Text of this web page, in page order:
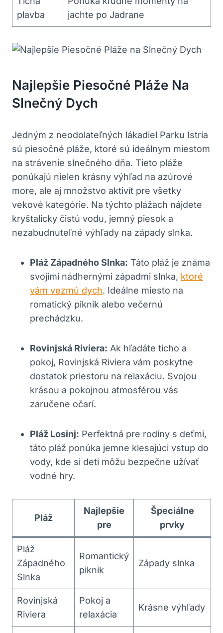
plavba
jachte po Jadrane
Najlepšie Piesočné Pláže Na
Slnečný Dych
Jedným z neodolateľných lákadiel Parku Istria
sú piesočné pláže, ktoré sú ideálnym miestom
na strávenie slnečného dňa. Tieto pláže
ponúkajú nielen krásny výhľad na azúrové
more, ale aj množstvo aktivít pre všetky
vekové kategórie. Na týchto plážach nájdete
kryštalicky čistú vodu, jemný piesok a
nezabudnuteľné výhľady na západy slnka.
Pláž Západného Slnka: Táto pláž je známa
svojimi nádhernými západmi slnka, ktoré
vám vezmú dych. Ideálne miesto na
romatický piknik alebo večernú
prechádzku.
Rovinjská Riviera: Ak hľadáte ticho a
pokoj, Rovinjská Riviera vám poskytne
dostatok priestoru na relaxáciu. Svojou
krásou a pokojnou atmosférou vás
zaručene očarí.
Pláž Losinj: Perfektná pre rodiny s deťmi,
táto pláž ponúka jemne klesajúci vstup do
vody, kde si deti môžu bezpečne užívať
vodné hry.
Pláž
Najlepšie
pre
Špeciálne
prvky
Pláž
Západného
Slnka
Romantický
piknik
Západy slnka
Rovinjská
Riviera
Pokoj a
relaxácia
Krásne výhľady